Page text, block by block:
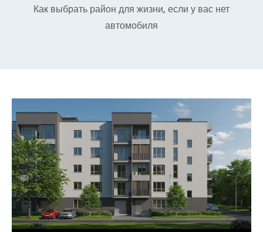
Как выбрать район для жизни, если у вас нет
автомобиля